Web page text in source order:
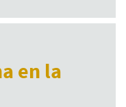
en la